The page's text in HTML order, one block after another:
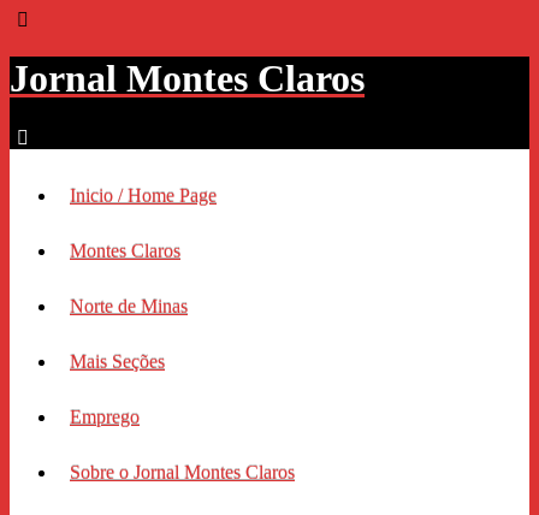
Jornal Montes Claros
Inicio / Home Page
Montes Claros
Norte de Minas
Mais Seções
Emprego
Sobre o Jornal Montes Claros